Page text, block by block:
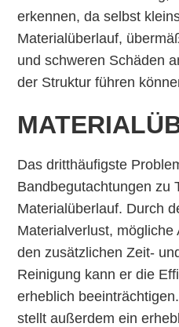
erkennen, da selbst
Materialüberlauf,
und schweren Schäden
der Struktur führen
Das dritthäufigste
Bandbegutachtungen zu
Materialüberlauf. Durch
Materialverlust,
den zusätzlichen Zeit-
Reinigung kann er die
erheblich
stellt außerdem ein